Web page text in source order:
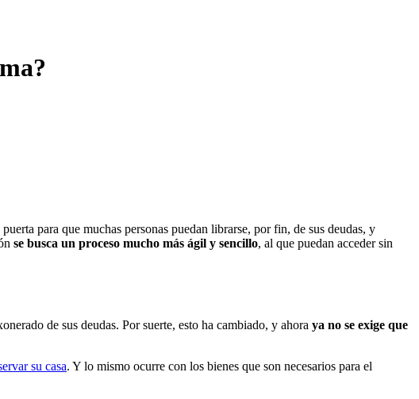
para que muchas personas puedan librarse, por fin, de sus deudas, y
se busca un proceso mucho más ágil y sencillo, al que puedan acceder sin
de sus deudas. Por suerte, esto ha cambiado, y ahora ya no se exige que
su casa. Y lo mismo ocurre con los bienes que son necesarios para el